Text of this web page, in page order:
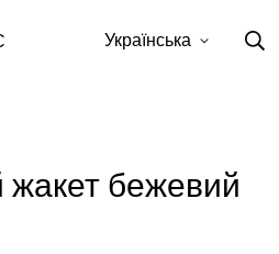
Українська
бежевий